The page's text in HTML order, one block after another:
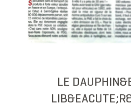
LE